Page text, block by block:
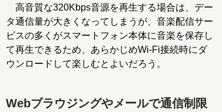
高音質な320Kbps音源を再生する場合は、デー
タ通信量が大きくなってしまうが、音楽配信サー
ビスの多くがスマートフォン本体に音楽を保存し
て再生できるため、あらかじめWi-Fi接続時にダ
ウンロードして楽しむとよいだろう。
Webブラウジングやメールで通信制限